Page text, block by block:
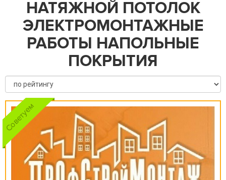
НАТЯЖНОЙ ПОТОЛОК
ЭЛЕКТРОМОНТАЖНЫЕ
РАБОТЫ НАПОЛЬНЫЕ
ПОКРЫТИЯ